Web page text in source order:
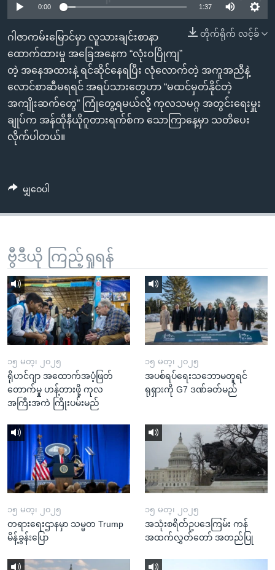
စာမျက်နှာ
သို့
ကျော်
ကြည့်
ရန်
ရှာဖွေ
ရန်
ကျော်
ဗွီအိုအေ လူမှုကွန်ယက်များ
ဘာသာစကားများ
0:00 1:37
တိုက်ရိုက် လင့်ခ်
ဂါဇာကမ်းမြောင်မှာ လူသားချင်းစာနာ
ထောက်ထားမှု အခြေအနေက “လုံးဝပြိုကျ”
တဲ့ အနေအထားနဲ့ ရင်ဆိုင်နေရပြီး လုံလောက်တဲ့ အကူအညီနဲ့
လောင်စာဆီမရရင် အရပ်သားတွေဟာ “မထင်မှတ်နိုင်တဲ့
အကျိုးဆက်တွေ” ကြုံတွေ့ရမယ်လို့ ကုလသမဂ္ဂ အတွင်းရေးမှူး
ချုပ်က အန်ထိုနီယိုဂူတားရက်စ်က သောကြာနေ့မှာ သတိပေး
လိုက်ပါတယ်။
မျှဝေပါ
ဗွီဒီယို ကြည့်ရှုရန်
၁၅ မတ္၊ ၂၀၂၅
ရိုဟင်ဂျာ အထောက်အပံ့ဖြတ်
တောက်မှု ဟန့်တားဖို့ ကုလ
အကြီးအကဲ ကြိုးပမ်းမည်
၁၅ မတ္၊ ၂၀၂၅
အပစ်ရပ်ရေးသဘောမတူရင်
ရုရှားကို G7 ဒဏ်ခတ်မည်
၁၅ မတ္၊ ၂၀၂၅
တရားရေးဌာနမှာ သမ္မတ Trump
မိန့်ခွန်းပြော
၁၅ မတ္၊ ၂၀၂၅
အသုံးစရိတ်ဥပဒေကြမ်း ကန်
အထက်လွှတ်တော် အတည်ပြု